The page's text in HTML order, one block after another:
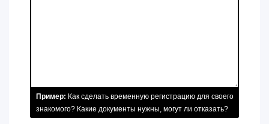
Пример: Как сделать временную регистрацию для своего
знакомого? Какие документы нужны, могут ли отказать?